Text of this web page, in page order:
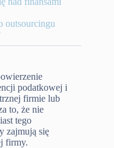
outsourcingu
podatkowej i
firmie lub
to, że nie
tego
zajmują się
firmy.